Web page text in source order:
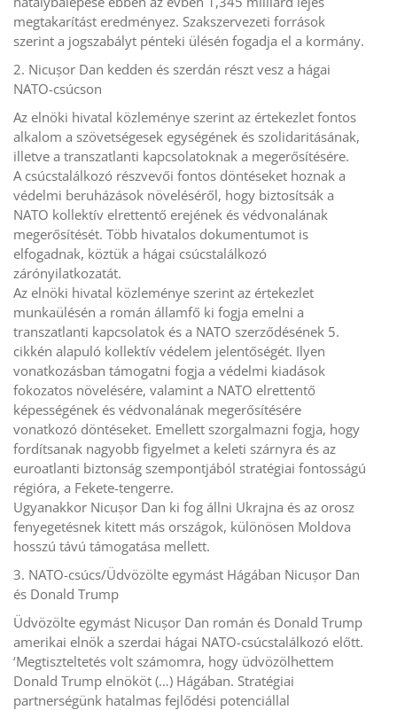
megtakarítást eredményez. Szakszervezeti források
szerint a jogszabályt pénteki ülésén fogadja el a kormány.
2. Nicușor Dan kedden és szerdán részt vesz a hágai
NATO-csúcson
Az elnöki hivatal közleménye szerint az értekezlet fontos
alkalom a szövetségesek egységének és szolidaritásának,
illetve a transzatlanti kapcsolatoknak a megerősítésére.
A csúcstalálkozó részvevői fontos döntéseket hoznak a
védelmi beruházások növeléséről, hogy biztosítsák a
NATO kollektív elrettentő erejének és védvonalának
megerősítését. Több hivatalos dokumentumot is
elfogadnak, köztük a hágai csúcstalálkozó
zárónyilatkozatát.
Az elnöki hivatal közleménye szerint az értekezlet
munkaülésén a román államfő ki fogja emelni a
transzatlanti kapcsolatok és a NATO szerződésének 5.
cikkén alapuló kollektív védelem jelentőségét. Ilyen
vonatkozásban támogatni fogja a védelmi kiadások
fokozatos növelésére, valamint a NATO elrettentő
képességének és védvonalának megerősítésére
vonatkozó döntéseket. Emellett szorgalmazni fogja, hogy
fordítsanak nagyobb figyelmet a keleti szárnyra és az
euroatlanti biztonság szempontjából stratégiai fontosságú
régióra, a Fekete-tengerre.
Ugyanakkor Nicușor Dan ki fog állni Ukrajna és az orosz
fenyegetésnek kitett más országok, különösen Moldova
hosszú távú támogatása mellett.
3. NATO-csúcs/Üdvözölte egymást Hágában Nicușor Dan
és Donald Trump
Üdvözölte egymást Nicușor Dan román és Donald Trump
amerikai elnök a szerdai hágai NATO-csúcstalálkozó előtt.
‘Megtiszteltetés volt számomra, hogy üdvözölhettem
Donald Trump elnököt (…) Hágában. Stratégiai
partnerségünk hatalmas fejlődési potenciállal